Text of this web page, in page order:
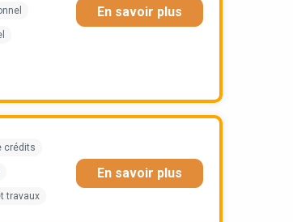
En savoir plus
crédits
travaux
En savoir plus